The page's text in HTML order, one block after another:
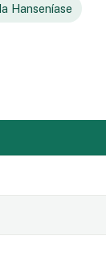
Hanseníase